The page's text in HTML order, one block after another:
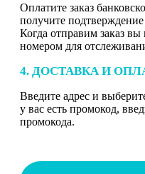
Оплатите заказ
получите
Когда отправим заказ
номером для
4. ДОСТАВКА И
Введите адрес и
у вас есть промокод,
промокода.